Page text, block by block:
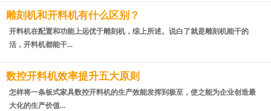
雕刻机和开料机有什么区别？
开料机在配置和功能上远优于雕刻机，综上所述。说白了就是雕刻机能干的
活，开料机都能干...
数控开料机效率提升五大原则
怎样将一条板式家具数控开料机的生产效能发挥到极至，使之能为企业创造最
大化的生产价值...